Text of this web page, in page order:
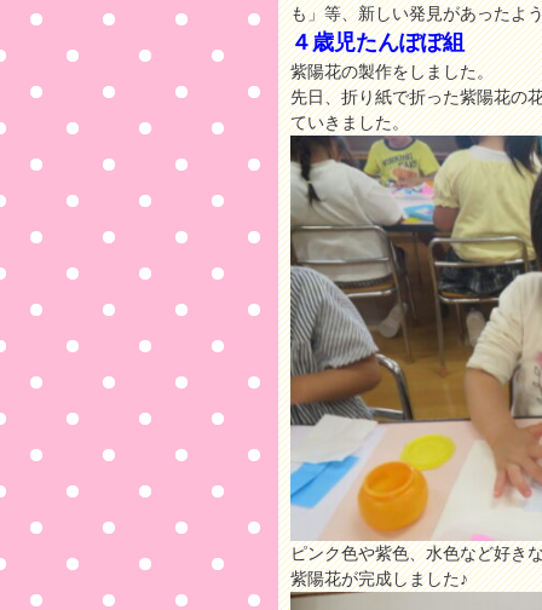
も」等、新しい発見があったよ
４歳児たんぽぽ組
紫陽花の製作をしました。
先日、折り紙で折った紫陽花の
ていきました。
ピンク色や紫色、水色など好き
紫陽花が完成しました♪